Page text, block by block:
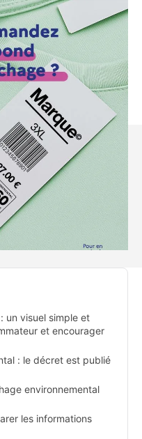
un visuel simple et
et encourager
: le décret est publié
environnemental
les informations